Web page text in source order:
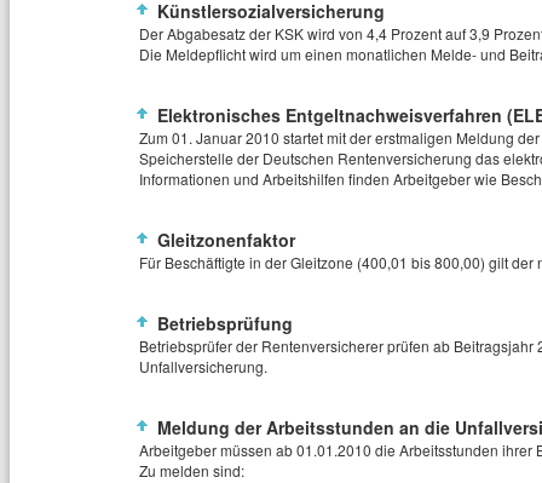
Künstlersozialversicherung
Der Abgabesatz der KSK wird von 4,4 Prozent auf 3,9
Die Meldepflicht wird um einen monatlichen Melde- und
Elektronisches Entgeltnachweisverfahren
Zum 01. Januar 2010 startet mit der erstmaligen Meldung
Speicherstelle der Deutschen Rentenversicherung das
Informationen und Arbeitshilfen finden Arbeitgeber wie
Gleitzonenfaktor
Für Beschäftigte in der Gleitzone (400,01 bis 800,00) gilt
Betriebsprüfung
Betriebsprüfer der Rentenversicherer prüfen ab
Unfallversicherung.
Meldung der Arbeitsstunden an die
Arbeitgeber müssen ab 01.01.2010 die Arbeitsstunden
Zu melden sind: